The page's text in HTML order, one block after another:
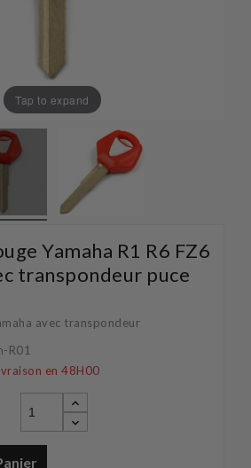
Tap to expand
Yamaha R1 R6 FZ6
transpondeur puce
avec transpondeur
R01
en 48H00